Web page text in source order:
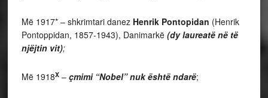
Më 1917* – shkrimtari danez Henrik Pontopidan (Henrik
Pontoppidan, 1857-1943), Danimarkë (dy laureatë në të
njëjtin vit);
Më 1918X– çmimi “Nobel” nuk është ndarë;